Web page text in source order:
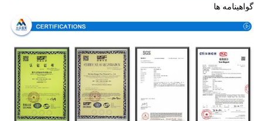
گواهینامه ها